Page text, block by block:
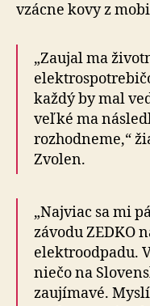
vzácne kovy z
„Zaujal ma
každý by mal
veľké ma
rozhodneme,“
Zvolen.
„Najviac sa mi
závodu ZEDKO
elektroodpadu.
niečo na
zaujímavé.